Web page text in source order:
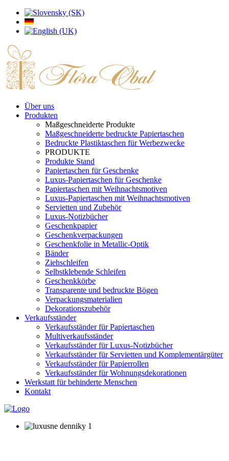
Über uns
Produkten
Maßgeschneiderte Produkte
Maßgeschneiderte bedruckte Papiertaschen
Bedruckte Plastiktaschen für Werbezwecke
PRODUKTE
Produkte Stand
Papiertaschen für Geschenke
Luxus-Papiertaschen für Geschenke
Papiertaschen mit Weihnachtsmotiven
Luxus-Papiertaschen mit Weihnachtsmotiven
Servietten und Zubehör
Luxus-Notizbücher
Geschenkpapier
Geschenkverpackungen
Geschenkfolie in Metallic-Optik
Bänder
Ziehschleifen
Selbstklebende Schleifen
Geschenkkörbe
Transparente und bedruckte Bögen
Verpackungsmaterialien
Dekorationszubehör
Verkaufsständer
Verkaufsständer für Papiertaschen
Multiverkaufsständer
Verkaufsständer für Luxus-Notizbücher
Verkaufsständer für Servietten und Komplementärgüter
Verkaufsständer für Papierrollen
Verkaufsständer für Wohnungsdekorationen
Werkstatt für behinderte Menschen
Kontakt